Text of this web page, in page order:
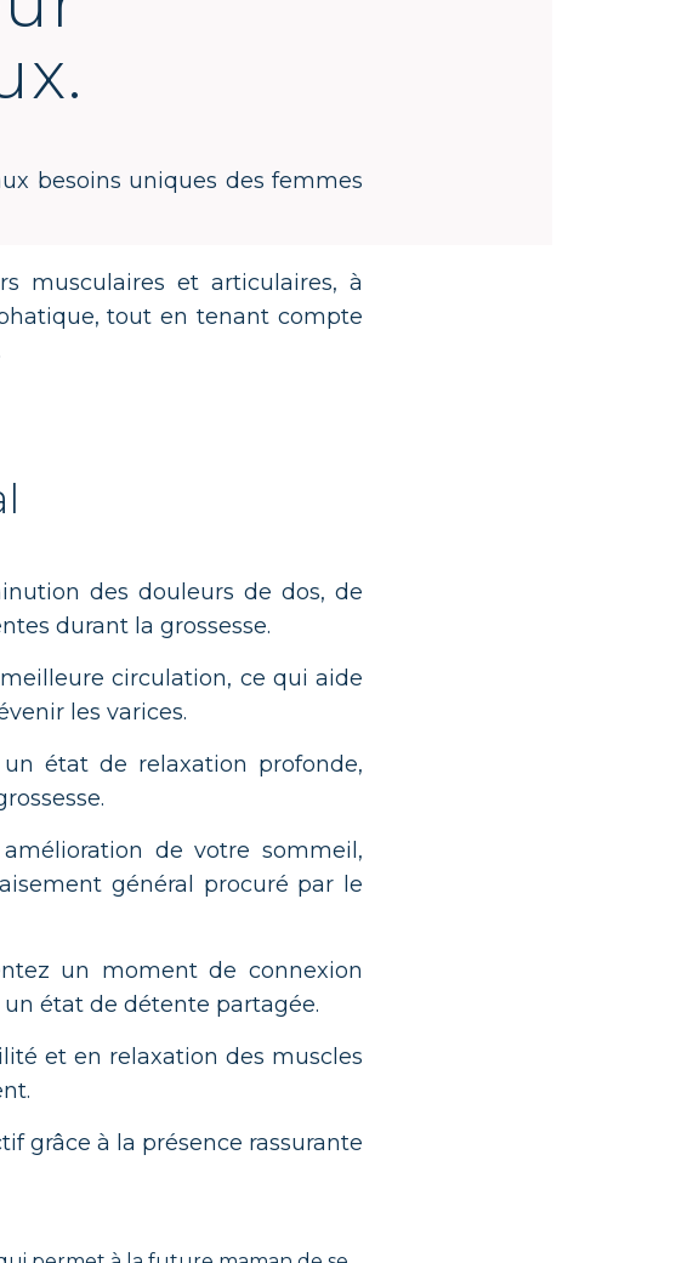
besoins uniques des femmes
musculaires et articulaires, à
tout en tenant compte
des douleurs de dos, de
durant la grossesse.
circulation, ce qui aide
les varices.
état de relaxation profonde,
de votre sommeil,
général procuré par le
un moment de connexion
état de détente partagée.
et en relaxation des muscles
grâce à la présence rassurante